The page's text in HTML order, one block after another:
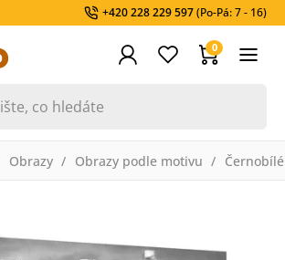
+420 228 229 597(Po-Pá: 7 - 16)
0
Obrazy Obrazy podle motivu